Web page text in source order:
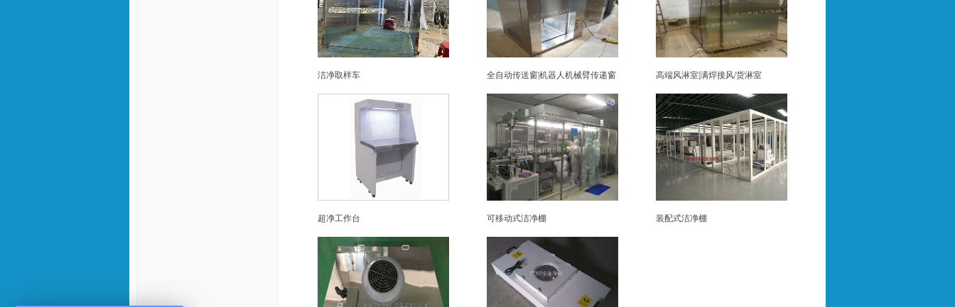
洁净取样车 全自动传送窗|机器人机械臂传递窗 高端风淋室|满焊接风/货淋室
超净工作台 可移动式洁净棚 装配式洁净棚